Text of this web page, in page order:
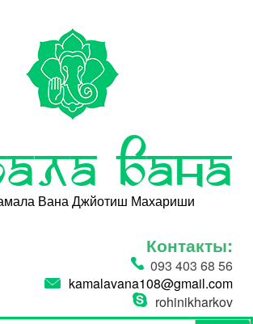
Вана
Вана Джйотиш Махариши
Контакты:
093 403 68 56
kamalavana108@gmail.com
rohinikharkov